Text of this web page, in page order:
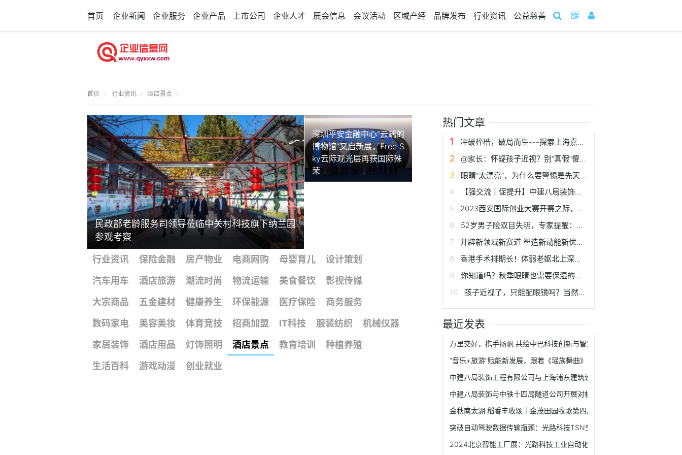
首页 企业新闻 企业服务 企业产品 上市公司 企业人才 展会信息 会议活动 区域产经 品牌发布 行业资讯 公益慈善
首页 行业资讯 酒店景点
民政部老龄服务司领导莅临中关村科技旗下纳兰园
参观考察
深圳平安金融中心“云端的
博物馆”又启新展，Free S
ky云际观光层再获国际殊
荣
行业资讯 保险金融 房产物业 电商网购 母婴育儿
设计策划
汽车用车
酒店旅游 潮流时尚 物流运输 美食餐饮
影视传媒
大宗商品
五金建材 健康养生 环保能源 医疗保险
商务服务
数码家电
美容美妆 体育竞技 招商加盟 IT科技 服装纺织
机械仪器
家居装饰
酒店用品 灯饰照明 酒店景点 教育培训
种植养殖
生活百科
游戏动漫 创业就业
热门文章
冲破桎梏，破局而生---探索上海嘉定大融城的经营之道
@家长：怀疑孩子近视？别“真假”傻傻分不清
眼睛“太漂亮”，为什么要警惕是先天性青光眼？
【强交流丨促提升】中建八局装饰公司南方经理部同总承包公司第二分公司开展对标交流
2023西安国际创业大赛开赛之际，看高端装备制造硬核“出圈”
52岁男子险双目失明，专家提醒：糖尿病患者需警惕青光眼的发生
开辟新领域新赛道 塑造新动能新优势 | 科创赋能 助力西安建设国家创新名城
香港手术排期长！体弱老妪北上深圳，成功在爱尔解决急性泪囊炎
你知道吗？秋季眼睛也需要保湿的哟！
孩子近视了，只能配眼镜吗？当然不！
最近发表
万里交好，携手扬帆 共绘中巴科技创新与智慧城市新篇章
“音乐+旅游”赋能新发展，跟着《瑶族舞曲》走进千年瑶寨！
中建八局装饰工程有限公司与上海浦东建筑设计研究院有限公司签署战略
中建八局装饰与中铁十四局隧道公司开展对标交流学习活动
金秋南太湖 稻香丰收颂｜金茂田园牧歌第四届丰收节开幕！
突破自动驾驶数据传输瓶颈：光路科技TSN交换机应用解读
2024北京智能工厂展：光路科技工业自动化交换机赋能智能制造